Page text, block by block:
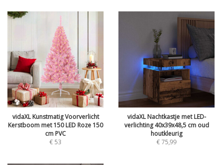
vidaXL Kunstmatig Voorverlicht
Kerstboom met 150 LED Roze 150
cm PVC
€53
vidaXL Nachtkastje met LED-
verlichting 40x39x48,5 cm oud
houtkleurig
€75,99